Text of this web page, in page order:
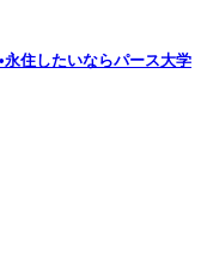
住したいならパース大学